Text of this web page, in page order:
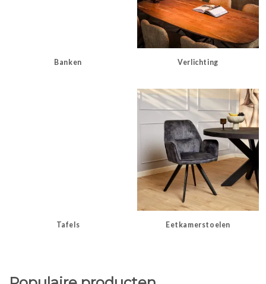
Banken Verlichting
Tafels Eetkamerstoelen